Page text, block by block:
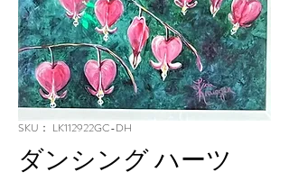
SKU： LK112922GC-DH
ダンシング ハーツ